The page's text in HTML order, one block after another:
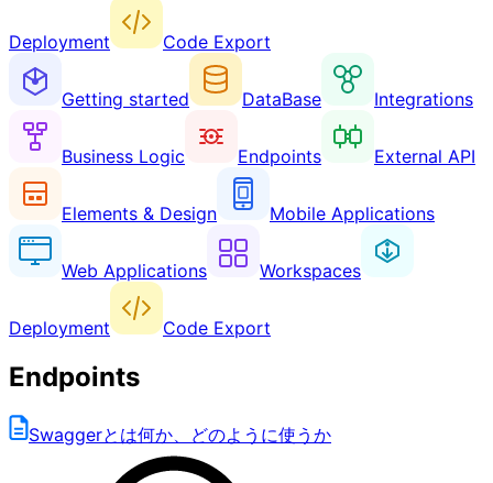
Deployment Code Export
Getting started DataBase Integrations
Business Logic Endpoints External API
Elements & Design Mobile Applications
Web Applications Workspaces
Deployment Code Export
Endpoints
Swaggerとは何か、どのように使うか